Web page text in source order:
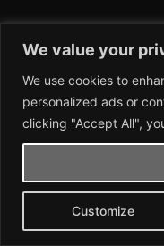
We value your
We use cookies to
personalized ads or
clicking "Accept All",
Customize